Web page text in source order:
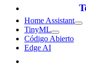
Home Assistant
TinyML
Código Abierto
Edge AI